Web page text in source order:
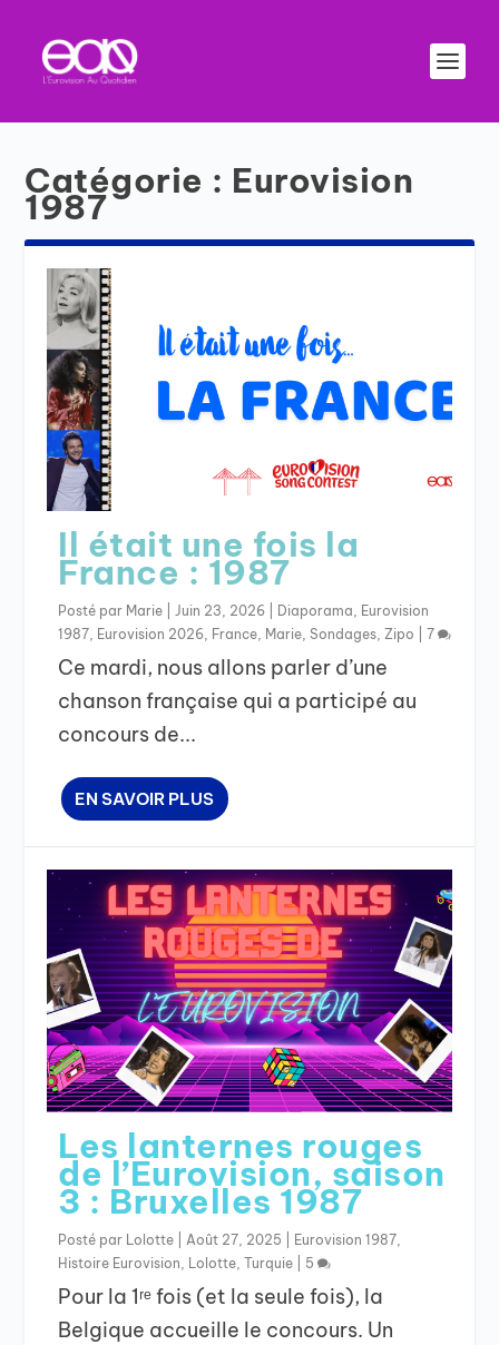
Catégorie : Eurovision
1987
Il était une fois la
France : 1987
Posté par Marie Juin 23, 2026 Diaporama
Eurovision
1987 Eurovision 2026 France Marie ,Sondages ,Zipo |7
Ce mardi, nous allons parler d’une
chanson française qui a participé au
concours de...
EN SAVOIR PLUS
Les lanternes rouges
de l’Eurovision, saison
3 : Bruxelles 1987
Posté par Lolotte Août 27, 2025 Eurovision 1987
Histoire Eurovision Lolotte ,Turquie 5
Pour la 1ʳᵉ fois (et la seule fois), la
Belgique accueille le concours. Un